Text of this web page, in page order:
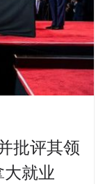
批评其领
就业